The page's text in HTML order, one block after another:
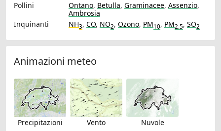
Pollini
Ontano, Betulla, Graminacee, Assenzio,
Ambrosia
Inquinanti
NH3, CO, NO2, Ozono, PM10, PM2.5, SO2
Animazioni meteo
Precipitazioni Vento Nuvole